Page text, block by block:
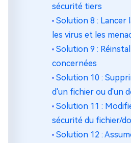
sécurité tiers
Solution 8 :
les virus et les
Solution 9 :
concernées
Solution 10 :
d'un fichier ou d'un
Solution 11 :
sécurité du fichier/
Solution 12 :